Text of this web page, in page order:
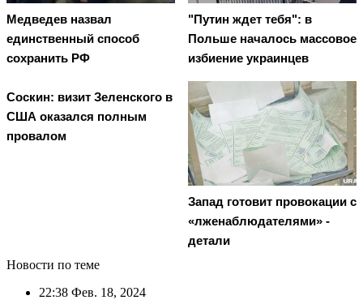
Медведев назвал
единственный способ
сохранить РФ
"Путин ждет тебя": в
Польше началось массовое
избиение украинцев
Соскин: визит Зеленского в
США оказался полным
провалом
Запад готовит провокации с
«лженаблюдателями» -
детали
Новости по теме
22:38 Фев. 18, 2024